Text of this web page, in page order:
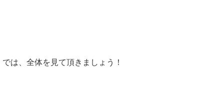
では、全体を見て頂きましょう！